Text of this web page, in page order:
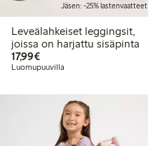
Jäsen: -25% lastenvaatteet
Leveälahkeiset leggingsit,
joissa on harjattu sisäpinta
17,99€17,99 €
Luomupuuvilla